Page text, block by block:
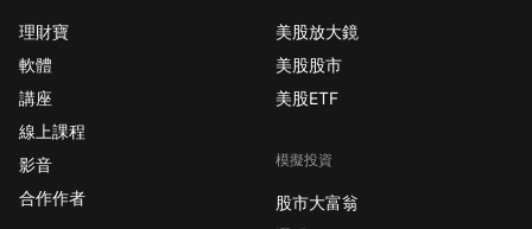
理財寶
軟體
講座
線上課程
影音
合作作者
美股放大鏡
美股股市
美股ETF
模擬投資
股市大富翁